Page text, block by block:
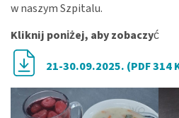
w naszym Szpitalu.
Kliknij poniżej, aby zobaczyć
21-30.09.2025. (PDF 314